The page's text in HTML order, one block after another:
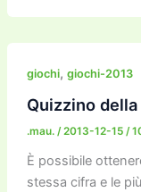
c
e
b
o
o
k
itt
er l
giochi, giochi-2013
Quizzino
.mau. /2013-12-15 /
È possibile
stessa cifra e le